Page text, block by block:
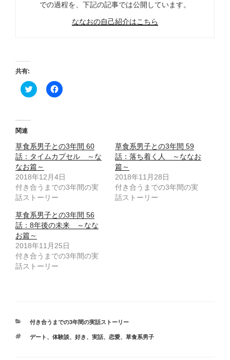
での過程を、下記の記事では公開しています。
ななおの自己紹介はこちら
共有:
ク
リ
i
t
t
e
r
で
共
有
新
い
ウ
ィ
ン
ド
ウ
で
開
き
F
a
共
有
す
に
は
ク
し
て
く
さ
い
(
新
開
き
ま
す
関連
草食系男子との3年間 60
話：タイムカプセル ～な
なお篇～
2018年12月4日
付き合うまでの3年間の実
話ストーリー
草食系男子との3年間 59
話：落ち着く人 ～ななお
篇～
2018年11月28日
付き合うまでの3年間の実
話ストーリー
草食系男子との3年間 56
話：8年後の未来 ～なな
お篇～
2018年11月25日
付き合うまでの3年間の実
話ストーリー
カ
ゴ
付き合うまでの3年間の実話ストーリー
タ
デート 、 体験談、 好き 、 実話、 恋愛、 草食系男子